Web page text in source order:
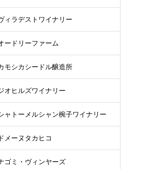
ィラデストワイナリー
ードリーファーム
モシカシードル醸造所
オヒルズワイナリー
ャトーメルシャン椀子ワイナリー
ドメーヌタカヒコ
ゴミ・ヴィンヤーズ